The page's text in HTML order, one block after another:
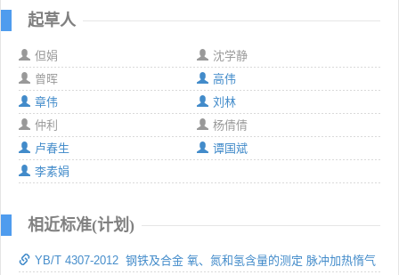
起草人
但娟
沈学静
曾晖
高伟
章伟
刘林
仲利
杨倩倩
卢春生
谭国斌
李素娟
相近标准(计划)
YB/T 4307-2012 钢铁及合金 氧、氮和氢含量的测定 脉冲加热惰气